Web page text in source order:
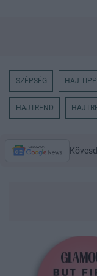
SZÉPSÉG HAJ
HAJTREND